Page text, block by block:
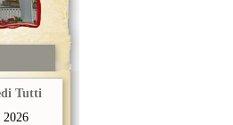
Tutti